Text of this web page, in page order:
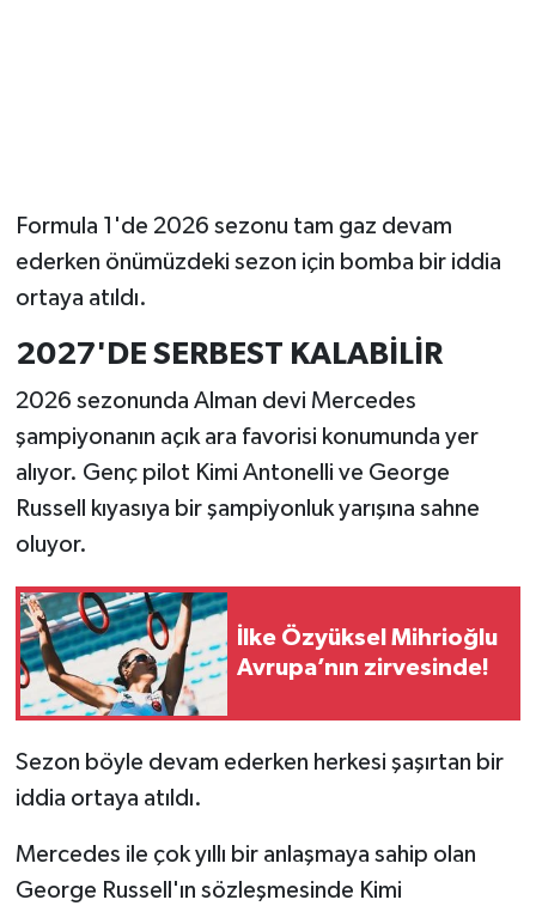
Formula 1'de 2026 sezonu tam gaz devam
ederken önümüzdeki sezon için bomba bir iddia
ortaya atıldı.
2027'DE SERBEST KALABİLİR
2026 sezonunda Alman devi Mercedes
şampiyonanın açık ara favorisi konumunda yer
alıyor. Genç pilot Kimi Antonelli ve George
Russell kıyasıya bir şampiyonluk yarışına sahne
oluyor.
İlke Özyüksel Mihrioğlu
Avrupa’nın zirvesinde!
Sezon böyle devam ederken herkesi şaşırtan bir
iddia ortaya atıldı.
Mercedes ile çok yıllı bir anlaşmaya sahip olan
George Russell'ın sözleşmesinde Kimi